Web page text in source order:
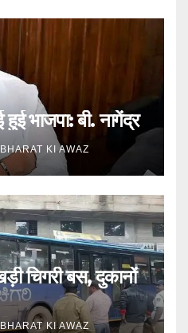
भाजपा: बी. नागेंद्र
BHARAT KI AWAZ
चिगरी बस, दुकानों
BHARAT KI AWAZ